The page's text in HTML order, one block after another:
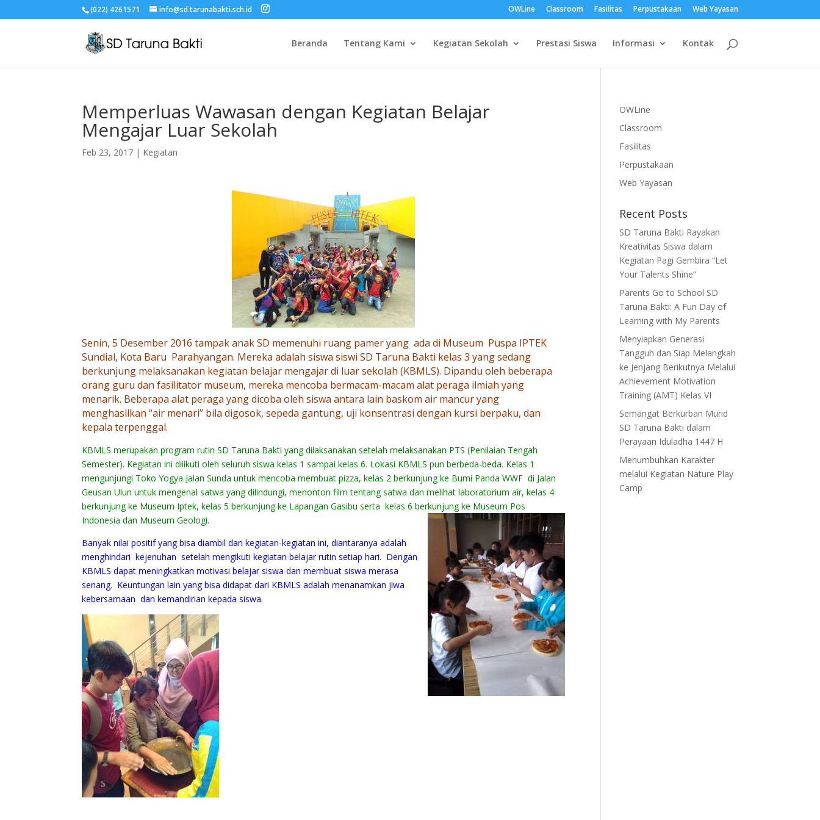
(022) 4261571 info@sd.tarunabakti.sch.id OWLine Classroom Fasilitas Perpustakaan Web Yayasan
Beranda Tentang Kami Kegiatan Sekolah Prestasi Siswa Informasi Kontak
Memperluas Wawasan dengan Kegiatan Belajar
Mengajar Luar Sekolah
Feb 23, 2017 | Kegiatan
Senin, 5 Desember 2016 tampak anak SD memenuhi ruang pamer yang ada di Museum Puspa IPTEK
Sundial, Kota Baru Parahyangan. Mereka adalah siswa siswi SD Taruna Bakti kelas 3 yang sedang
berkunjung melaksanakan kegiatan belajar mengajar di luar sekolah (KBMLS). Dipandu oleh beberapa
orang guru dan fasilitator museum, mereka mencoba bermacam-macam alat peraga ilmiah yang
menarik. Beberapa alat peraga yang dicoba oleh siswa antara lain baskom air mancur yang
menghasilkan “air menari” bila digosok, sepeda gantung, uji konsentrasi dengan kursi berpaku, dan
kepala terpenggal.
KBMLS merupakan program rutin SD Taruna Bakti yang dilaksanakan setelah melaksanakan PTS (Penilaian Tengah
Semester). Kegiatan ini diiikuti oleh seluruh siswa kelas 1 sampai kelas 6. Lokasi KBMLS pun berbeda-beda. Kelas 1
mengunjungi Toko Yogya Jalan Sunda untuk mencoba membuatpizza, kelas 2 berkunjung ke Bumi Panda WWF di Jalan
Geusan Ulun untuk mengenal satwa yang dilindungi, menonton film tentang satwa dan melihat laboratorium air, kelas 4
berkunjung ke Museum Iptek, kelas 5 berkunjung ke Lapangan Gasibu serta kelas 6 berkunjung ke Museum Pos
Indonesia dan Museum Geologi.
Banyak nilai positif yang bisa diambil dari kegiatan-kegiatan ini, diantaranya adalah
menghindari kejenuhan setelah mengikuti kegiatan belajar rutin setiap hari. Dengan
KBMLS dapat meningkatkan motivasi belajar siswa dan membuat siswa merasa
senang. Keuntungan lain yang bisa didapat dari KBMLS adalah menanamkan jiwa
kebersamaan dan kemandirian kepada siswa.
OWLine
Classroom
Fasilitas
Perpustakaan
Web Yayasan
Recent Posts
SD Taruna Bakti Rayakan
Kreativitas Siswa dalam
Kegiatan Pagi Gembira “Let
Your Talents Shine”
Parents Go to School SD
Taruna Bakti: A Fun Day of
Learning with My Parents
Menyiapkan Generasi
Tangguh dan Siap Melangkah
ke Jenjang Berikutnya Melalui
Achievement Motivation
Training (AMT) Kelas VI
Semangat Berkurban Murid
SD Taruna Bakti dalam
Perayaan Iduladha 1447 H
Menumbuhkan Karakter
melalui Kegiatan Nature Play
Camp